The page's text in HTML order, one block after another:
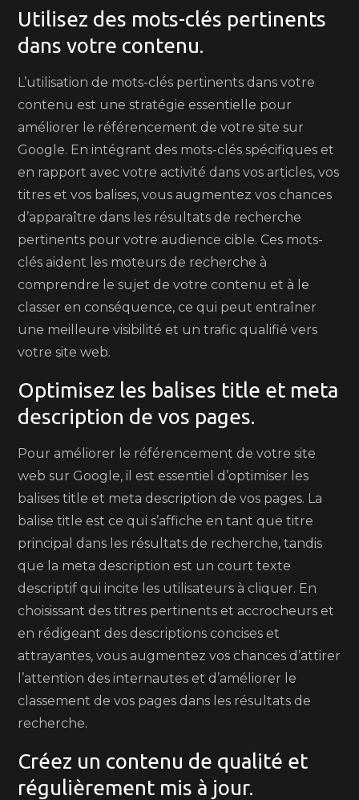
Utilisez des mots-clés pertinents
dans votre contenu.
L’utilisation de mots-clés pertinents dans votre
contenu est une stratégie essentielle pour
améliorer le référencement de votre site sur
Google. En intégrant des mots-clés spécifiques et
en rapport avec votre activité dans vos articles, vos
titres et vos balises, vous augmentez vos chances
d’apparaître dans les résultats de recherche
pertinents pour votre audience cible. Ces mots-
clés aident les moteurs de recherche à
comprendre le sujet de votre contenu et à le
classer en conséquence, ce qui peut entraîner
une meilleure visibilité et un trafic qualifié vers
votre site web.
Optimisez les balises title et meta
description de vos pages.
Pour améliorer le référencement de votre site
web sur Google, il est essentiel d’optimiser les
balises title et meta description de vos pages. La
balise title est ce qui s’affiche en tant que titre
principal dans les résultats de recherche, tandis
que la meta description est un court texte
descriptif qui incite les utilisateurs à cliquer. En
choisissant des titres pertinents et accrocheurs et
en rédigeant des descriptions concises et
attrayantes, vous augmentez vos chances d’attirer
l’attention des internautes et d’améliorer le
classement de vos pages dans les résultats de
recherche.
Créez un contenu de qualité et
régulièrement mis à jour.